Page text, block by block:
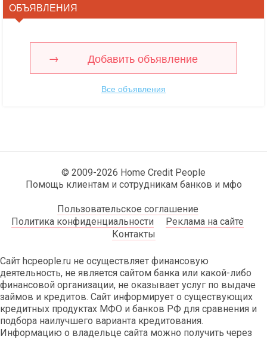
ОБЪЯВЛЕНИЯ
Добавить объявление
Все объявления
© 2009-2026 Home Credit People
Помощь клиентам и сотрудникам банков и мфо
Пользовательское соглашение
Политика конфиденциальности
Реклама на сайте
Контакты
Сайт hcpeople.ru не осуществляет финансовую
деятельность, не является сайтом банка или какой-либо
финансовой организации, не оказывает услуг по выдаче
займов и кредитов. Сайт информирует о существующих
кредитных продуктах МФО и банков РФ для сравнения и
подбора наилучшего варианта кредитования.
Информацию о владельце сайта можно получить через